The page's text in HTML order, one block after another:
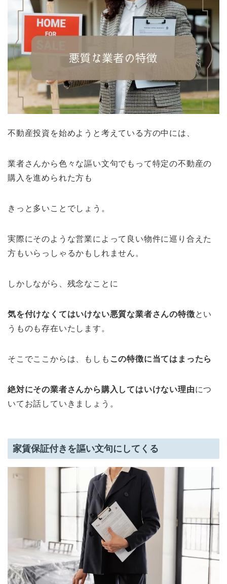
不動産投資を始めようと考えている方の中には、
業者さんから色々な謳い文句でもって特定の不動産の
購入を進められた方も
きっと多いことでしょう。
実際にそのような営業によって良い物件に巡り合えた
方もいらっしゃるかもしれません。
しかしながら、残念なことに
気を付けなくてはいけない悪質な業者さんの特徴とい
うものも存在いたします。
そこでここからは、もしも この特徴に当てはまったら
絶対にその業者さんから購入してはいけない理由につ
いてお話していきましょう。
家賃保証付きを謳い文句にしてくる